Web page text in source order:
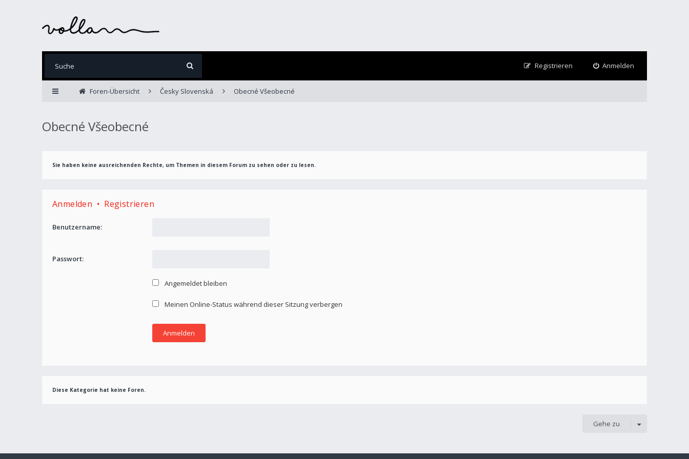
Anmelden
Registrieren
Foren-Übersicht Česky Slovenská Obecné Všeobecné
Obecné Všeobecné
Sie haben keine ausreichenden Rechte, um Themen in diesem Forum zu sehen oder zu lesen.
Anmelden • Registrieren
Benutzername:
Passwort:
Angemeldet bleiben
Meinen Online-Status während dieser Sitzung verbergen
Diese Kategorie hat keine Foren.
Gehe zu